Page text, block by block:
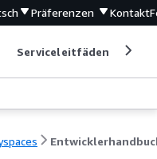
Präferenzen Kontakt
Serviceleitfäden